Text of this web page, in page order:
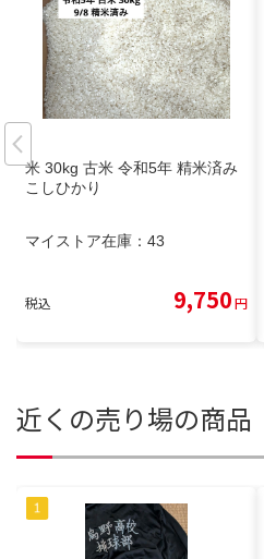
米 30kg 古米 令和5年 精米済み
こしひかり
マイストア在庫： 43
税込 9,750円
近くの売り場の商品